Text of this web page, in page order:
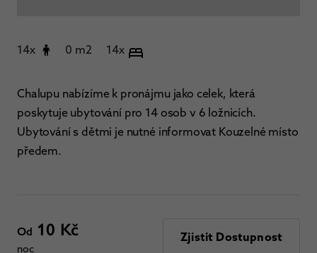
14x 0 m2 14x
Chalupu nabízíme k pronájmu jako celek, která
poskytuje ubytování pro 14 osob v 6 ložnicích.
Ubytování s dětmi je nutné informovat Kouzelné místo
předem.
Od 10 Kč
noc
Zjistit Dostupnost